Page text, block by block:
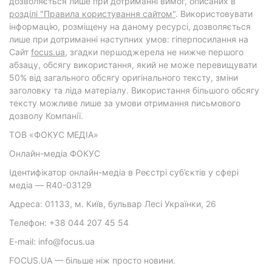
розділі "Правила користування сайтом". Використовувати
інформацію, розміщену на даному ресурсі, дозволяється
лише при дотриманні наступних умов: гіперпосилання на
Cайт focus.ua, згадки першоджерела не нижче першого
абзацу, обсягу використання, який не може перевищувати
50% від загального обсягу оригінального тексту, зміни
заголовку та ліда матеріалу. Використання більшого обсягу
тексту можливе лише за умови отримання письмового
дозволу Компанії.
ТОВ «ФОКУС МЕДІА»
Онлайн-медіа ФОКУС
Ідентифікатор онлайн-медіа в Реєстрі суб’єктів у сфері
медіа — R40-03129
Адреса: 01133, м. Київ, бульвар Лесі Українки, 26
Телефон: +38 044 207 45 54
E-mail: info@focus.ua
FOCUS.UA — більше ніж просто новини.